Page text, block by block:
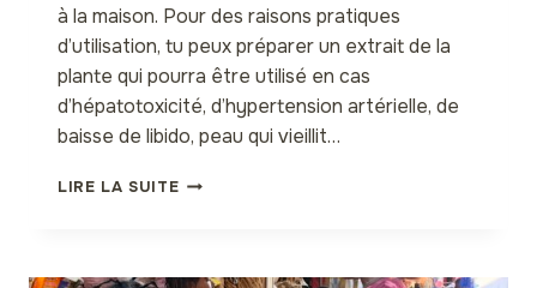
à la maison. Pour des raisons pratiques
d’utilisation, tu peux préparer un extrait de la
plante qui pourra être utilisé en cas
d’hépatotoxicité, d’hypertension artérielle, de
baisse de libido, peau qui vieillit…
LIRE LA SUITEEXTRAIT
KOLA